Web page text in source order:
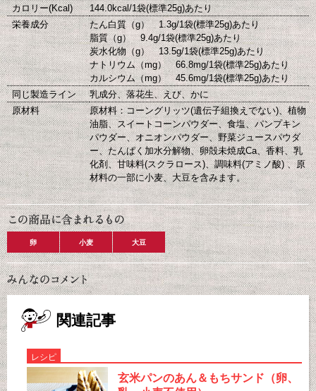
カロリー(Kcal)
144.0kcal/1袋(標準25g)あたり
栄養成分
たん白質（g） 1.3g/1袋(標準25g)あたり
脂質（g） 9.4g/1袋(標準25g)あたり
炭水化物（g） 13.5g/1袋(標準25g)あたり
ナトリウム（mg） 66.8mg/1袋(標準25g)あたり
カルシウム（mg） 45.6mg/1袋(標準25g)あたり
同じ製造ライン
乳成分、落花生、えび、かに
原材料
原材料：コーングリッツ(遺伝子組換えでない)、植物
油脂、スイートコーンパウダー、食塩、パンプキン
パウダー、オニオンパウダー、野菜ジュースパウダ
ー、たんぱく加水分解物、卵殻未焼成Ca、香料、乳
化剤、甘味料(スクラロース)、調味料(アミノ酸) 、原
材料の一部に小麦、大豆を含みます。
卵 小麦 大豆
関連記事
レシピ
玄米パンのあん＆もちサンド（卵、